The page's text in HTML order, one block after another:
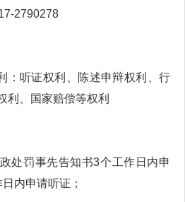
2790278
：听证权利、陈述申辩权利、行
利、国家赔偿等权利
处罚事先告知书3个工作日内申
内申请听证；